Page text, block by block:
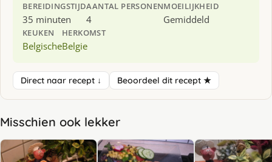
BEREIDINGSTIJD
35 minuten
AANTAL PERSONEN
4
MOEILIJKHEID
Gemiddeld
KEUKEN
Belgische
HERKOMST
Belgie
Direct naar recept ↓ Beoordeel dit recept ★
Misschien ook lekker